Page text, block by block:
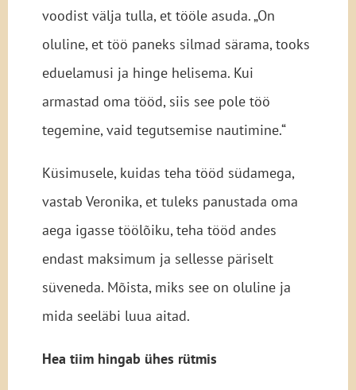
voodist välja tulla, et tööle asuda. „On
oluline, et töö paneks silmad särama, tooks
eduelamusi ja hinge helisema. Kui
armastad oma tööd, siis see pole töö
tegemine, vaid tegutsemise nautimine.“
Küsimusele, kuidas teha tööd südamega,
vastab Veronika, et tuleks panustada oma
aega igasse töölõiku, teha tööd andes
endast maksimum ja sellesse päriselt
süveneda. Mõista, miks see on oluline ja
mida seeläbi luua aitad.
Hea tiim hingab ühes rütmis